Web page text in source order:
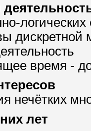
дискретной
время -
нечётких
лет